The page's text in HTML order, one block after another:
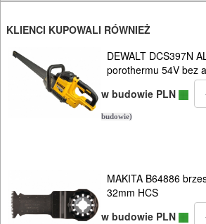
pomiarowe
Warsztat
Oświetlenie
KLIENCI KUPOWALI RÓWNIEŻ
DEWALT DCS397N
porothermu 54V bez
w budowie PLN
budowie)
MAKITA B64886
32mm HCS
w budowie PLN